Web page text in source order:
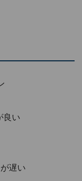
良い
遅い